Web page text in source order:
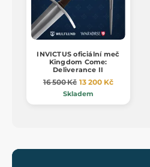
INVICTUS oficiální meč
Kingdom Come:
Deliverance II
16 500 Kč 13 200 Kč
Skladem